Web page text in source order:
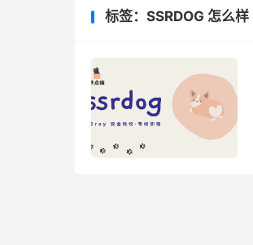
标签：SSRDOG 怎么样